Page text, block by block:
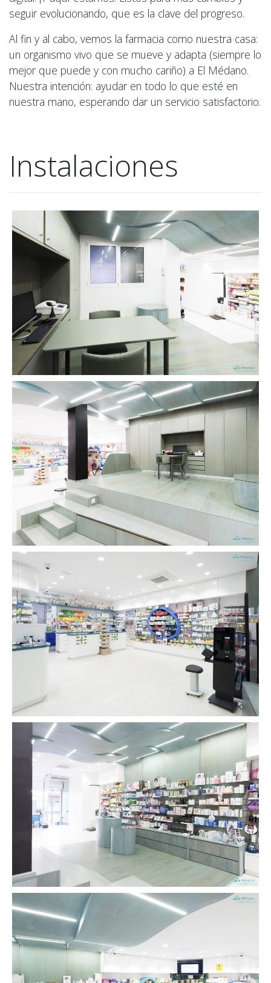
seguir evolucionando, que es la clave del progreso.
Al fin y al cabo, vemos la farmacia como nuestra casa:
un organismo vivo que se mueve y adapta (siempre lo
mejor que puede y con mucho cariño) a El Médano.
Nuestra intención: ayudar en todo lo que esté en
nuestra mano, esperando dar un servicio satisfactorio.
Instalaciones